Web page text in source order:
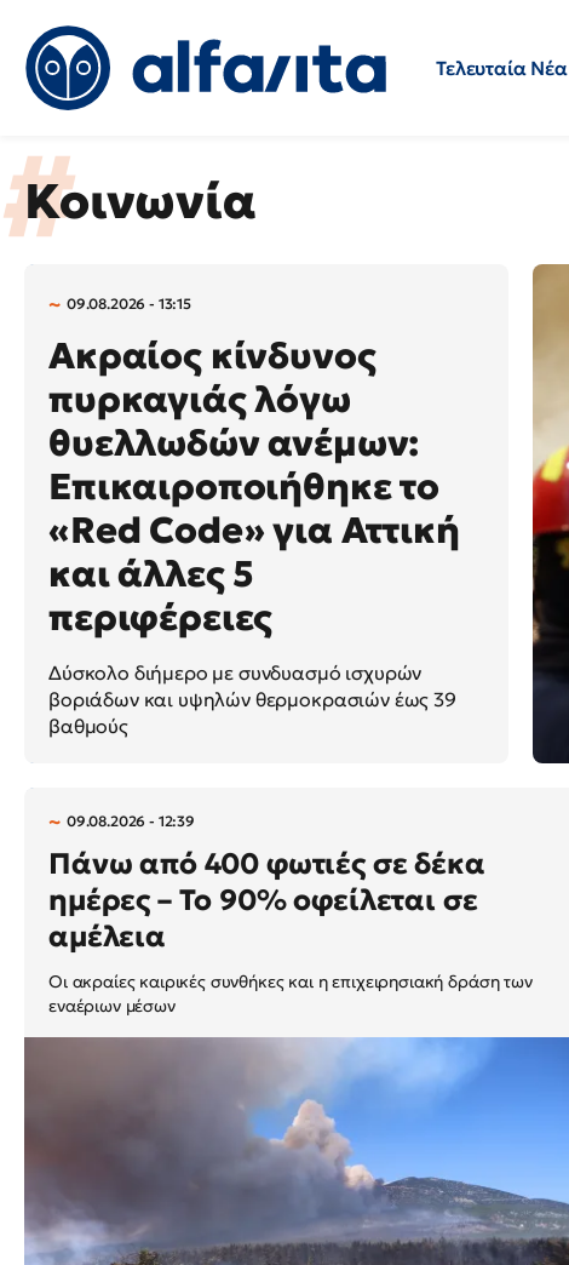
Τελευταία Νέα
Κοινωνία
09.08.2026 - 13:15
Ακραίος κίνδυνος
πυρκαγιάς λόγω
θυελλωδών ανέμων:
Επικαιροποιήθηκε το
«Red Code» για Αττική
και άλλες 5
περιφέρειες
Δύσκολο διήμερο με συνδυασμό ισχυρών
βοριάδων και υψηλών θερμοκρασιών έως 39
βαθμούς
09.08.2026 - 12:39
Πάνω από 400 φωτιές σε δέκα
ημέρες – Το 90% οφείλεται σε
αμέλεια
Οι ακραίες καιρικές συνθήκες και η επιχειρησιακή δράση των
εναέριων μέσων